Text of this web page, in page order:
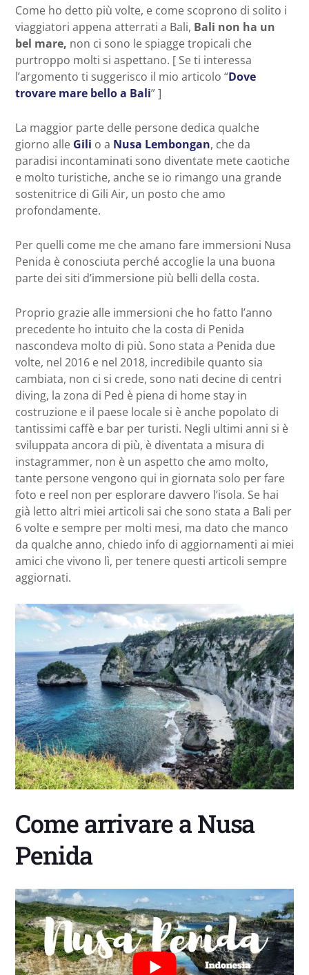
Come ho detto più volte, e come scoprono di solito i
viaggiatori appena atterrati a Bali, Bali non ha un
bel mare, non ci sono le spiagge tropicali che
purtroppo molti si aspettano. [ Se ti interessa
l’argomento ti suggerisco il mio articolo “Dove
trovare mare bello a Bali” ]
La maggior parte delle persone dedica qualche
giorno alle Gili o a Nusa Lembongan, che da
paradisi incontaminati sono diventate mete caotiche
e molto turistiche, anche se io rimango una grande
sostenitrice di Gili Air, un posto che amo
profondamente.
Per quelli come me che amano fare immersioni Nusa
Penida è conosciuta perché accoglie la una buona
parte dei siti d’immersione più belli della costa.
Proprio grazie alle immersioni che ho fatto l’anno
precedente ho intuito che la costa di Penida
nascondeva molto di più. Sono stata a Penida due
volte, nel 2016 e nel 2018, incredibile quanto sia
cambiata, non ci si crede, sono nati decine di centri
diving, la zona di Ped è piena di home stay in
costruzione e il paese locale si è anche popolato di
tantissimi caffè e bar per turisti. Negli ultimi anni si è
sviluppata ancora di più, è diventata a misura di
instagrammer, non è un aspetto che amo molto,
tante persone vengono qui in giornata solo per fare
foto e reel non per esplorare davvero l’isola. Se hai
già letto altri miei articoli sai che sono stata a Bali per
6 volte e sempre per molti mesi, ma dato che manco
da qualche anno, chiedo info di aggiornamenti ai miei
amici che vivono lì, per tenere questi articoli sempre
aggiornati.
Come arrivare a Nusa
Penida